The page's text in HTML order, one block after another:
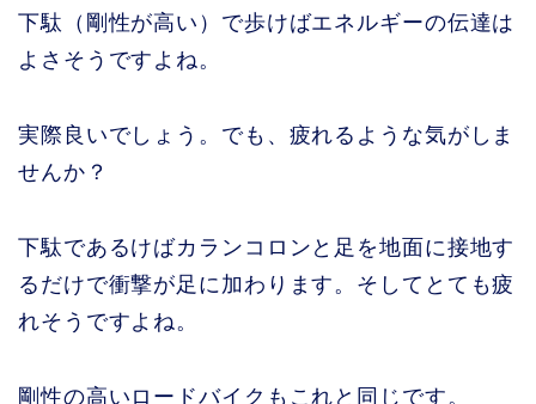
下駄（剛性が高い）で歩けばエネルギーの伝達は
よさそうですよね。
実際良いでしょう。でも、疲れるような気がしま
せんか？
下駄であるけばカランコロンと足を地面に接地す
るだけで衝撃が足に加わります。そしてとても疲
れそうですよね。
剛性の高いロードバイクもこれと同じです。